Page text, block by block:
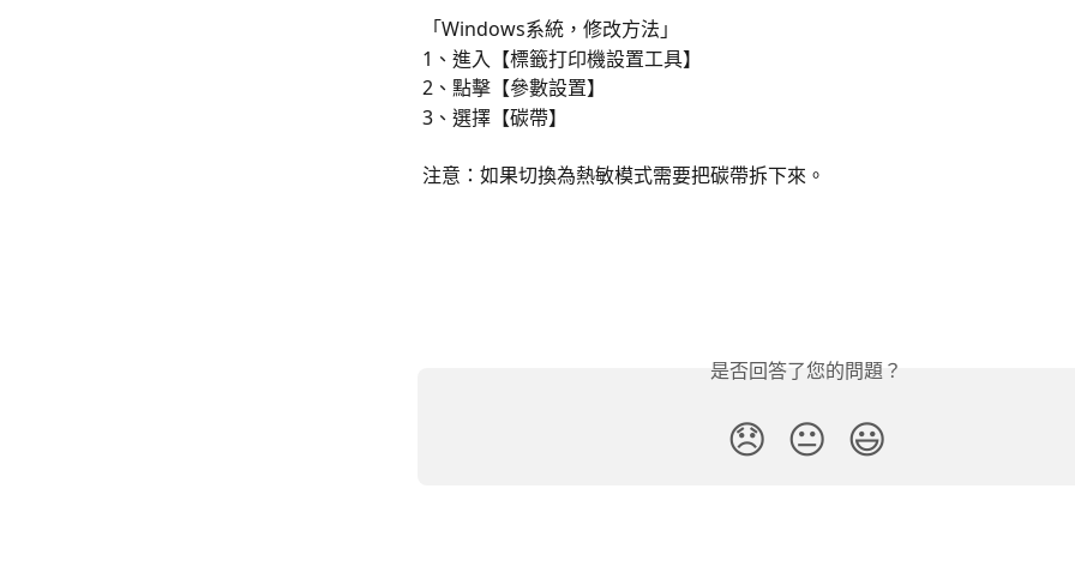
「Windows系統，修改方法」
1、進入【標籤打印機設置工具】
2、點擊【參數設置】
3、選擇【碳帶】
注意：如果切換為熱敏模式需要把碳帶拆下來。
是否回答了您的問題？
😞 😐 😃